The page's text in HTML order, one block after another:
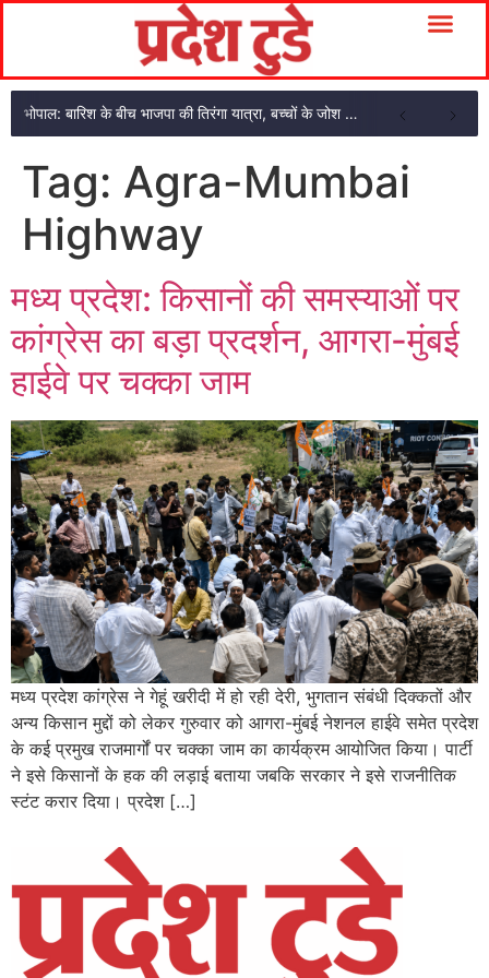
भोपाल: बारिश के बीच भाजपा की तिरंगा यात्रा, बच्चों के जोश से गूंजा भोपाल
Tag: Agra-Mumbai
Highway
मध्य प्रदेश: किसानों की समस्याओं पर
कांग्रेस का बड़ा प्रदर्शन, आगरा-मुंबई
हाईवे पर चक्का जाम
मध्य प्रदेश कांग्रेस ने गेहूं खरीदी में हो रही देरी, भुगतान संबंधी दिक्कतों और
अन्य किसान मुद्दों को लेकर गुरुवार को आगरा-मुंबई नेशनल हाईवे समेत प्रदेश
के कई प्रमुख राजमार्गों पर चक्का जाम का कार्यक्रम आयोजित किया। पार्टी
ने इसे किसानों के हक की लड़ाई बताया जबकि सरकार ने इसे राजनीतिक
स्टंट करार दिया। प्रदेश […]